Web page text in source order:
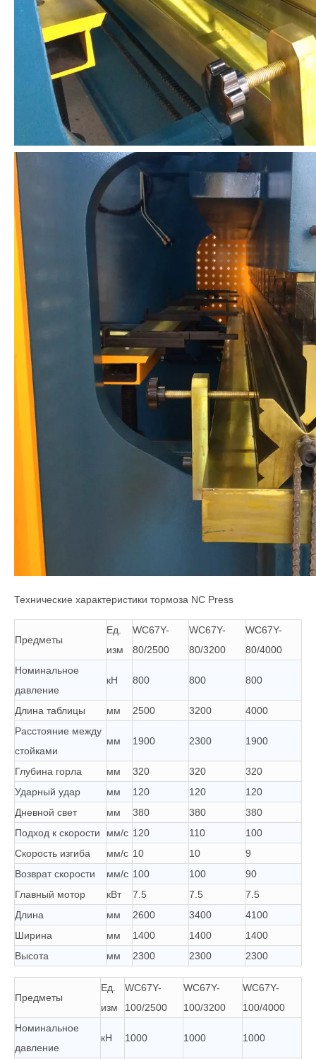
Технические характеристики тормоза NC Press
Предметы
Ед.
изм
WC67Y-
80/2500
WC67Y-
80/3200
WC67Y-
80/4000
Номинальное
давление
кН 800 800 800
Длина таблицы мм 2500 3200
4000
Расстояние между
стойками
мм 1900 2300 1900
Глубина горла мм 320 320
320
Ударный удар
мм 120 120
120
Дневной свет
мм 380 380
380
Подход к скорости
мм/с 120 110
100
Скорость изгиба
мм/с 10 10
9
Возврат скорости
мм/с 100 100
90
Главный мотор
кВт 7.5 7.5
7.5
Длина
мм 2600 3400
4100
Ширина
мм 1400 1400
1400
Высота
мм 2300 2300 2300
Предметы
Ед.
изм
WC67Y-
100/2500
WC67Y-
100/3200
WC67Y-
100/4000
Номинальное
давление
кН 1000 1000 1000